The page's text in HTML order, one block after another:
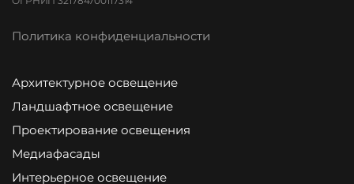
Политика конфиденциальности
Архитектурное освещение
Ландшафтное освещение
Проектирование освещения
Медиафасады
Интерьерное освещение